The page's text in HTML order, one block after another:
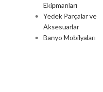
Ekipmanları
Yedek Parçalar ve
Aksesuarlar
Banyo Mobilyaları